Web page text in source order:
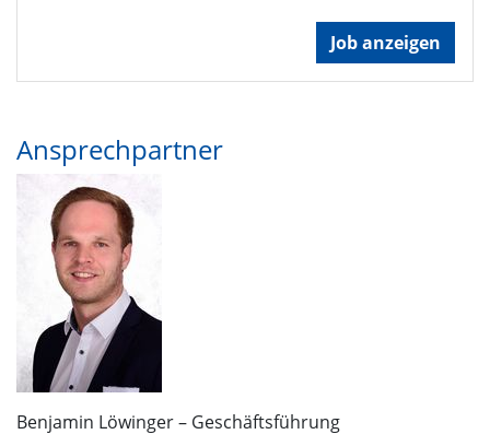
Job anzeigen
Ansprechpartner
Benjamin Löwinger – Geschäftsführung